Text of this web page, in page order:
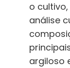
o
análise
argiloso